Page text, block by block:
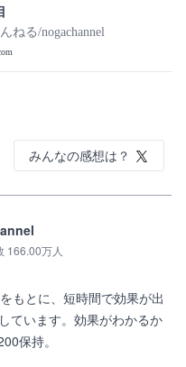
ねる/nogachannel
みんなの感想は？
166.00万人
もとに、短時間で効果が出
ています。効果がわかるか
保持。